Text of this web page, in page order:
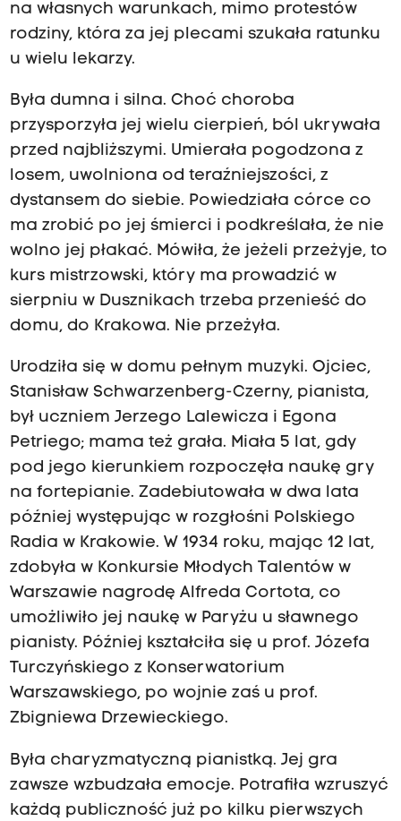
na własnych warunkach, mimo protestów
rodziny, która za jej plecami szukała ratunku
u wielu lekarzy.
Była dumna i silna. Choć choroba
przysporzyła jej wielu cierpień, ból ukrywała
przed najbliższymi. Umierała pogodzona z
losem, uwolniona od teraźniejszości, z
dystansem do siebie. Powiedziała córce co
ma zrobić po jej śmierci i podkreślała, że nie
wolno jej płakać. Mówiła, że jeżeli przeżyje, to
kurs mistrzowski, który ma prowadzić w
sierpniu w Dusznikach trzeba przenieść do
domu, do Krakowa. Nie przeżyła.
Urodziła się w domu pełnym muzyki. Ojciec,
Stanisław Schwarzenberg-Czerny, pianista,
był uczniem Jerzego Lalewicza i Egona
Petriego; mama też grała. Miała 5 lat, gdy
pod jego kierunkiem rozpoczęła naukę gry
na fortepianie. Zadebiutowała w dwa lata
później występując w rozgłośni Polskiego
Radia w Krakowie. W 1934 roku, mając 12 lat,
zdobyła w Konkursie Młodych Talentów w
Warszawie nagrodę Alfreda Cortota, co
umożliwiło jej naukę w Paryżu u sławnego
pianisty. Później kształciła się u prof. Józefa
Turczyńskiego z Konserwatorium
Warszawskiego, po wojnie zaś u prof.
Zbigniewa Drzewieckiego.
Była charyzmatyczną pianistką. Jej gra
zawsze wzbudzała emocje. Potrafiła wzruszyć
każdą publiczność już po kilku pierwszych